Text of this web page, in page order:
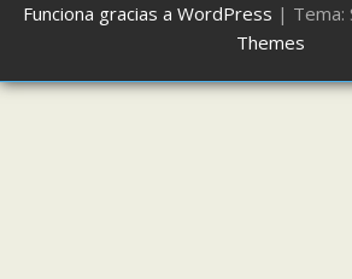
Funciona gracias a WordPress | Tema:
Themes